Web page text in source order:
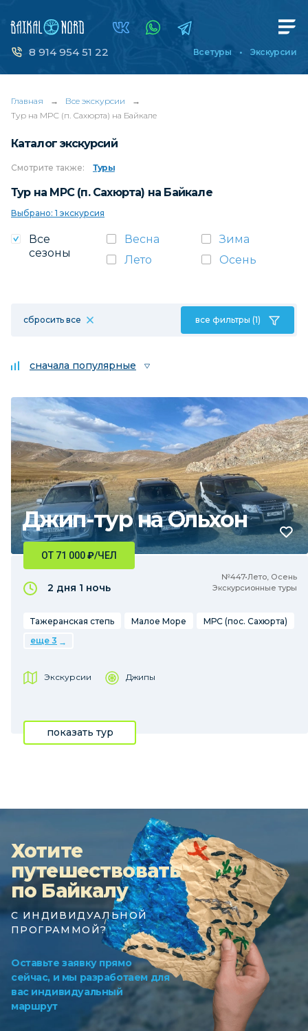
8 914 954 51 22 Все туры Экскурсии
Главная → Все экскурсии
→
Тур на МРС (п. Сахюрта) на Байкале
Каталог экскурсий
Смотрите также: Туры
Тур на МРС (п. Сахюрта) на Байкале
Выбрано: 1 экскурсия
Все
сезоны
Весна
Зима
Лето
Осень
сбросить все все фильтры (1)
сначала популярные
Джип-тур на Ольхон
№447•Лето, Осень
Экскурсионные туры
ОТ 71 000₽/ЧЕЛ
2 дня 1 ночь
Тажеранская степь Малое Море
МРС (пос. Сахюрта)
еще 3
Экскурсии Джипы
показать тур
Хотите
путешествовать
по Байкалу
С ИНДИВИДУАЛЬНОЙ
ПРОГРАММОЙ?
Оставьте заявку прямо
сейчас, и мы разработаем для
вас индивидуальный
маршрут